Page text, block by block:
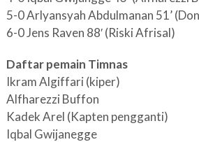
5-0 Arlyansyah Abdulmanan 51’
6-0 Jens Raven 88′ (Riski Afrisal)
Daftar pemain Timnas
Ikram Algiffari (kiper)
Alfharezzi Buffon
Kadek Arel (Kapten pengganti)
Iqbal Gwijanegge